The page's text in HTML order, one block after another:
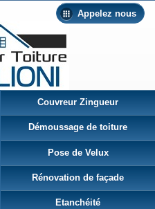
Appelez nous
Couvreur Zingueur
Démoussage de toiture
Pose de Velux
Rénovation de façade
Etanchéité